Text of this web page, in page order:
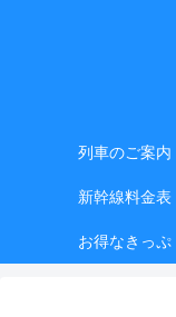
列車のご案内
新幹線料金表
お得なきっぷ